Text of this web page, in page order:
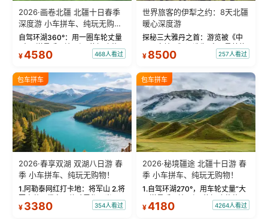
2026·画卷北疆 北疆十日春季
深度游 小车拼车、纯玩无购
物！
自驾环湖360°：用一圈车轮丈量
“大西洋最后一滴眼泪”的极致蔚
蓝。 赛湖旅拍：甄选多款风格服
绝美瞬间。 赛湖坦克300跟车视
频：专业摄影师...
¥4580 468人看过
世界旅客的伊犁之约：8天北疆
暖心深度游
探秘三大雅丹之首：游览被《中
国国家地理》评选为“中国最美的
三大雅丹”第一名的克拉玛依魔鬼
瓦人最大村落——禾木村，欣赏
晨雾与小木...
¥ 8500 257人看过
包车拼车
2026·春享双湖 双湖八日游 春
季 小车拼车、纯玩无购物！
1.阿勒泰网红打卡地：将军山 2.将
军山落日缆车，体验雪都风光 3.
将军山，夕阳派对，蹦迪party 4.
¥ 3380 354人看过
包车拼车
2026·秘境疆途 北疆十日游 春
季 小车拼车、纯玩无购物！
1.自驾环湖270°，用车轮丈量“大
西洋最后一滴眼泪”的极致蔚蓝，
让雪山、花海与深邃湖水在转弯
¥4180 4264人看过